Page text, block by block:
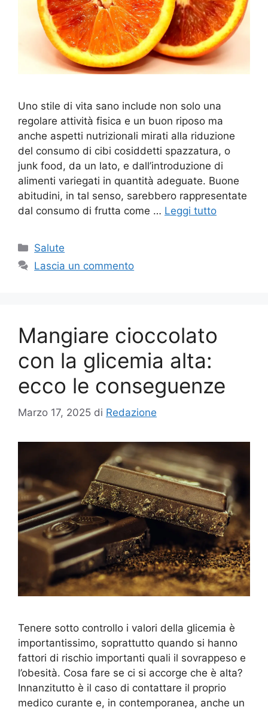
Uno stile di vita sano include non solo una
regolare attività fisica e un buon riposo ma
anche aspetti nutrizionali mirati alla riduzione
del consumo di cibi cosiddetti spazzatura, o
junk food, da un lato, e dall’introduzione di
alimenti variegati in quantità adeguate. Buone
abitudini, in tal senso, sarebbero rappresentate
dal consumo di frutta come … Leggi tutto
Categorie
Salute
Lascia un commento
Mangiare cioccolato
con la glicemia alta:
ecco le conseguenze
Marzo 17, 2025 di Redazione
Tenere sotto controllo i valori della glicemia è
importantissimo, soprattutto quando si hanno
fattori di rischio importanti quali il sovrappeso e
l’obesità. Cosa fare se ci si accorge che è alta?
Innanzitutto è il caso di contattare il proprio
medico curante e, in contemporanea, anche un